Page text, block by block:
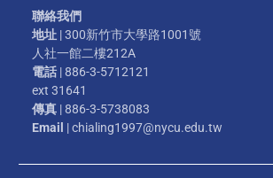
聯絡我們
地址 | 300新竹市大學路1001號
人社一館二樓212A
電話 | 886-3-5712121
ext 31641
傳真 | 886-3-5738083
Email | chialing1997@nycu.edu.tw